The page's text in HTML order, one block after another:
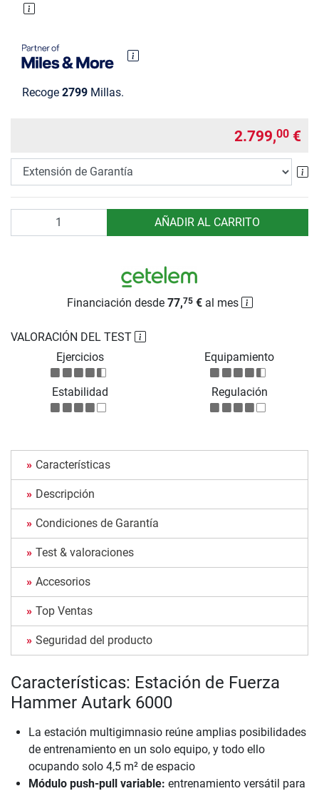
Recoge 2799 Millas.
2.799,00 €
AÑADIR AL CARRITO
VALORACIÓN DEL TEST
Ejercicios
Equipamiento
Estabilidad Regulación
Financiación desde 77,75€al mes
Características
Descripción
Condiciones de Garantía
Test & valoraciones
Accesorios
Top Ventas
Seguridad del producto
Características: Estación de Fuerza
Hammer Autark 6000
La estación multigimnasio reúne amplias posibilidades
de entrenamiento en un solo equipo, y todo ello
ocupando solo 4,5 m² de espacio
Módulo push-pull variable: entrenamiento versátil para